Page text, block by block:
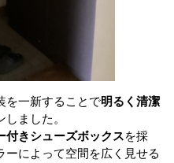
を一新することで明るく清潔
ました。
付きシューズボックスを採
ーによって空間を広く見せる